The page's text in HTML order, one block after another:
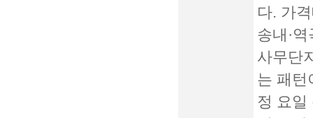
다. 가
송내·
사무단
는 패턴
정 요일